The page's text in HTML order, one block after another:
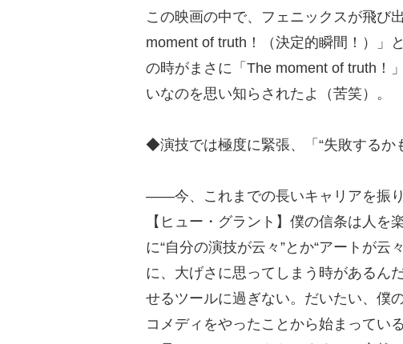
この映画の中で、フェニックスが飛び
moment of truth！（決定的瞬間！）」
の時がまさに「The moment of truth！
いなのを思い知らされたよ（苦笑）。
◆演技では極度に緊張、「“失敗するか
――今、これまでの長いキャリアを振
【ヒュー・グラント】僕の信条は人
に“自分の演技が云々”とか“アートが云
に、大げさに思ってしまう時があるん
せるツールに過ぎない。だいたい、僕
コメディをやったことから始まってい